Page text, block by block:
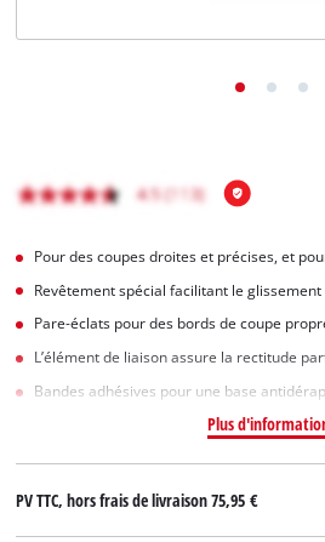
Pour des coupes droites et précises, et
Revêtement spécial facilitant le
Pare-éclats pour des bords de coupe
L’élément de liaison assure la rectitude
Bandes adhésives pour une base
Plus
PV TTC, hors frais de livraison75,95 €